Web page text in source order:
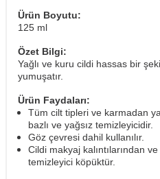
Ürün Boyutu:
125 ml
Özet Bilgi:
Yağlı ve kuru cildi hassas bir
yumuşatır.
Ürün Faydaları:
Tüm cilt tipleri ve karmadan
bazlı ve yağsız temizleyicidir.
Göz çevresi dahil kullanılır.
Cildi makyaj kalıntılarından
temizleyici köpüktür.